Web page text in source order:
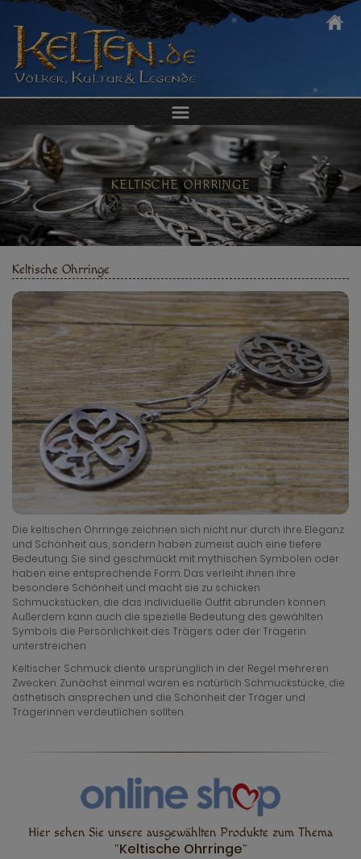
DIE KELTEN
KULTUR & ALLTAG
KELTEN ERLEBEN
KELTISCHER SCHMUCK
KELTISCHE OHRRINGE
Keltische Ohrringe
Die keltischen Ohrringe zeichnen sich nicht nur durch ihre Eleganz
und Schönheit aus, sondern haben zumeist auch eine tiefere
Bedeutung. Sie sind geschmückt mit mythischen Symbolen oder
haben eine entsprechende Form. Das verleiht ihnen ihre
besondere Schönheit und macht sie zu schicken
Schmuckstücken, die das individuelle Outfit abrunden können.
Außerdem kann auch die spezielle Bedeutung des gewählten
Symbols die Persönlichkeit des Trägers oder der Trägerin
unterstreichen
Keltischer Schmuck diente ursprünglich in der Regel mehreren
Zwecken. Zunächst einmal waren es natürlich Schmuckstücke, die
ästhetisch ansprechen und die Schönheit der Träger und
Trägerinnen verdeutlichen sollten.
Hier sehen Sie unsere ausgewählten Produkte zum Thema
"Keltische Ohrringe"